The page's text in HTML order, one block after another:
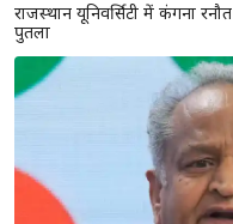
राजस्थान यूनिवर्सिटी में कंगना
पुतला